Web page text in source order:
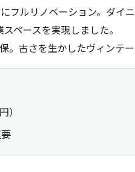
フルリノベーション。ダイ
ペースを実現しました。
古さを生かしたヴィンテ
）